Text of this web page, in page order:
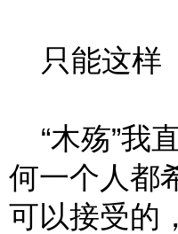
只能这样
“木殇”我
何一个人都
可以接受的